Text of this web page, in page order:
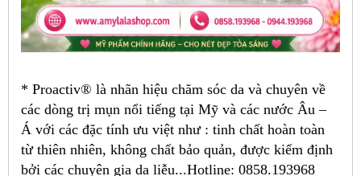
* Proactiv® là nhãn hiệu chăm sóc da và chuyên về
các dòng trị mụn nổi tiếng tại Mỹ và các nước Âu –
Á với các đặc tính ưu việt như : tinh chất hoàn toàn
từ thiên nhiên, không chất bảo quản, được kiểm định
bởi các chuyên gia da liễu...Hotline: 0858.193968